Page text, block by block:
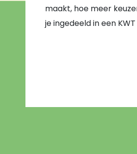
maakt, hoe meer
je ingedeeld in een